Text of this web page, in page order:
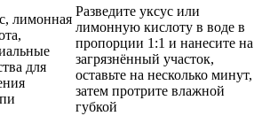
лимонная
для
Разведите уксус или
лимонную кислоту в воде в
пропорции 1:1 и нанесите на
загрязнённый участок,
оставьте на несколько минут,
затем протрите влажной
губкой